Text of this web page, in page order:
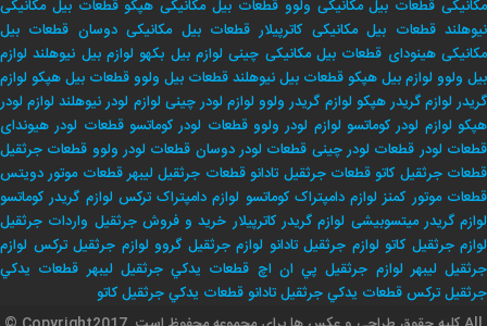
مکانیکی قطعات بیل مکانیکی ولوو قطعات بیل مکانیکی هپکو قطعات بیل مکانیکی
نیوهلند قطعات بیل مکانیکی کاترپیلار قطعات بیل مکانیکی دوسان قطعات بیل
مکانیکی هینودای قطعات بیل مکانیکی چینی لوازم بیل بکهو لوازم بیل نیوهلند لوازم
بیل ولوو لوازم بیل هپکوقطعات بیل نیوهلندقطعات بیل ولووقطعات بیل هپکو لوازم
گریدر لوازم گریدر هپکو لوازم گریدر ولوو لوازم لودر چینی لوازم لودر نیوهلند لوازم لودر
هپکو لوازم لودر کوماتسو لوازم لودر ولوو قطعات لودر کوماتسو قطعات لودر هیوندای
قطعات لودر قطعات لودر چینی قطعات لودر دوسان قطعات لودر ولوو قطعات جرثقیل
قطعات جرثقیل کاتوقطعات جرثقیل تادانوقطعات جرثقیل لیبهرقطعات موتور دویتس
قطعات موتور کمنز لوازم دامپتراک کوماتسو لوازم دامپتراک ترکس لوازم گریدر کوماتسو
لوازم گریدر میتسوبیشی لوازم گریدر کاترپیلار خريد و فروش جرثقيل واردات جرثقيل
لوازم جرثقيل كاتو لوازم جرثقيل تادانو لوازم جرثقيل گروو لوازم جرثقيل تركس لوازم
جرثقيل ليبهر لوازم جرثقيل پي ان اچ قطعات يدكي جرثقيل ليبهر قطعات يدكي
جرثقيل تركسقطعات يدكي جرثقيل تادانوقطعات يدكي جرثقيل كاتو